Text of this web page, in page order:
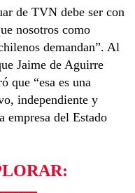
de TVN debe ser con
nosotros como
demandan”. Al
Jaime de Aguirre
que “esa es una
independiente y
empresa del Estado